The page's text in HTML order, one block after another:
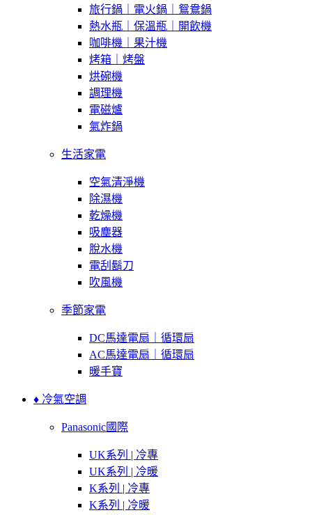
旅行鍋｜電火鍋｜鴛鴦鍋
熱水瓶｜保溫瓶｜開飲機
咖啡機｜果汁機
烤箱｜烤盤
烘碗機
調理機
電磁爐
氣炸鍋
生活家電
空氣清淨機
除濕機
乾燥機
吸塵器
脫水機
電刮鬍刀
吹風機
季節家電
DC馬達電扇｜循環扇
AC馬達電扇｜循環扇
暖手寶
♦ 冷氣空調
Panasonic國際
UK系列 | 冷專
UK系列 | 冷暖
K系列 | 冷專
K系列 | 冷暖